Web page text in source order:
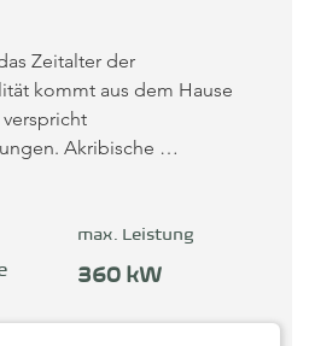
Zeitalter der
kommt aus dem Hause
Akribische
auf jedes Detail. Die
mit Volvo Cars
Verwendung
Materialien spiegelt die
Philosophie von
max. Leistung
360 kW